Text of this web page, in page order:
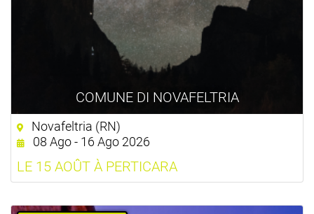
COMUNE DI NOVAFELTRIA
Novafeltria (RN)
08 Ago - 16 Ago 2026
LE 15 AOÛT À PERTICARA